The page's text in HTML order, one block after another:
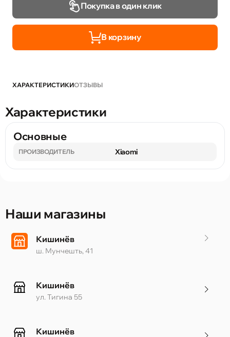
Покупка в один клик
В корзину
ХАРАКТЕРИСТИКИОТЗЫВЫ
Характеристики
Основные
ПРОИЗВОДИТЕЛЬ Xiaomi
Наши магазины
Кишинёв
ш. Мунчешть, 41
Кишинёв
ул. Тигина 55
Кишинёв